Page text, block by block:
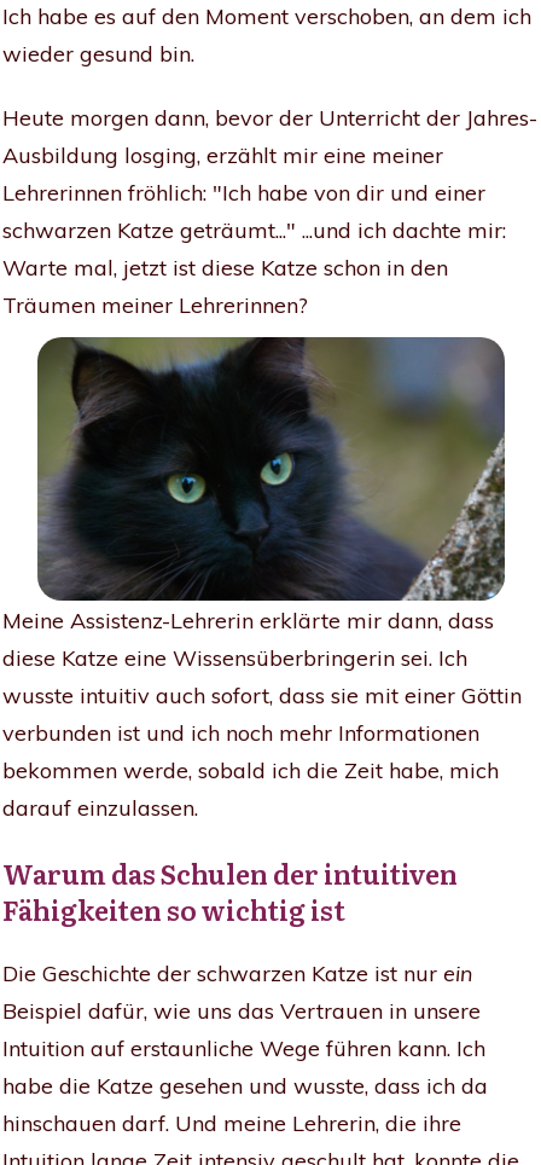
Ich habe es auf den Moment verschoben, an dem ich
wieder gesund bin.
Heute morgen dann, bevor der Unterricht der Jahres-
Ausbildung losging, erzählt mir eine meiner
Lehrerinnen fröhlich: "Ich habe von dir und einer
schwarzen Katze geträumt..." ...und ich dachte mir:
Warte mal, jetzt ist diese Katze schon in den
Träumen meiner Lehrerinnen?
Meine Assistenz-Lehrerin erklärte mir dann, dass
diese Katze eine Wissensüberbringerin sei. Ich
wusste intuitiv auch sofort, dass sie mit einer Göttin
verbunden ist und ich noch mehr Informationen
bekommen werde, sobald ich die Zeit habe, mich
darauf einzulassen.
Warum das Schulen der intuitiven
Fähigkeiten so wichtig ist
Die Geschichte der schwarzen Katze ist nur ein
Beispiel dafür, wie uns das Vertrauen in unsere
Intuition auf erstaunliche Wege führen kann. Ich
habe die Katze gesehen und wusste, dass ich da
hinschauen darf. Und meine Lehrerin, die ihre